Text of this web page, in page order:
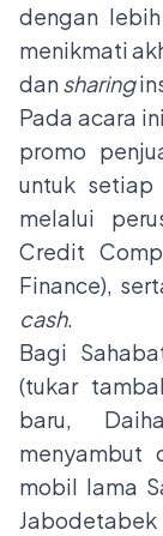
dengan
menikmati
dansharing
Pada acara
promo
untuk setiap
melalui
Credit
Finance),
cash.
Bagi
(tukar
baru,
menyambut
mobil lama